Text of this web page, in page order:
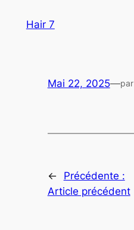
Hair 7
Mai 22, 2025—par
←
Précédente :
Article précédent